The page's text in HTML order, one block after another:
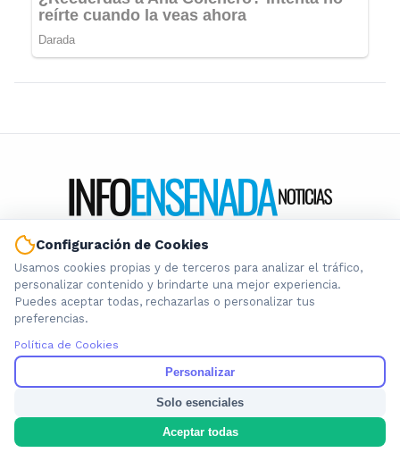
Información local que importa. Noticias de Ensenada, La
Plata y la provincia de Buenos Aires.
Nosotros
Cookies
Privacidad
Términos
Configuración de Cookies
Usamos cookies propias y de terceros para analizar el tráfico,
personalizar contenido y brindarte una mejor experiencia.
Puedes aceptar todas, rechazarlas o personalizar tus
preferencias.
Política de Cookies
Personalizar
Solo esenciales
Aceptar todas